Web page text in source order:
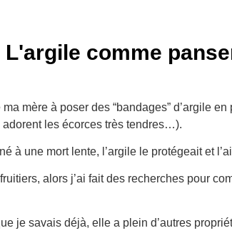
L'argile comme
mère à poser des “bandages” d’argile
les écorces très tendres…).
à une mort lente, l’argile le protégeait et
alors j’ai fait des recherches pour
je savais déjà, elle a plein d’autres